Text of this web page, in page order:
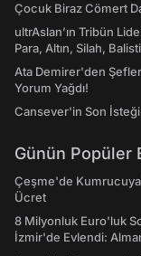
Çocuk Biraz Cömert
ultrAslan’ın Tribün
Para, Altın, Silah,
Ata Demirer'den
Yorum Yağdı!
Cansever'in Son İsteği
Günün Popüler
Çeşme'de Kumrucuya
Ücret
8 Milyonluk Euro'luk
İzmir'de Evlendi: